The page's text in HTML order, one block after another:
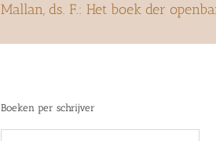
Mallan, ds. F.: Het boek der
Boeken per schrijver